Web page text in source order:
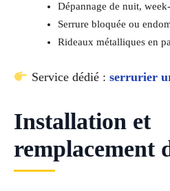
Dépannage de nuit,
Serrure bloquée ou
Rideaux métalliques en
Service dédié : serrurier
Installation et
remplacement